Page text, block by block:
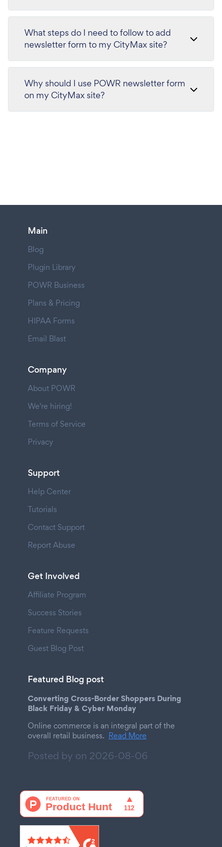
What steps do I need to follow to add
newsletter form to my CityMax site?
Why should I use POWR newsletter form
on my CityMax site?
Main
Blog
Plugin Library
POWR Business
Plans & Pricing
HIPAA Forms
Email Blast
Company
About POWR
We're hiring!
Terms of Service
Privacy
Support
Help Center
Tutorials
Contact Support
Report Abuse
Get Involved
Affiliate Program
Success Stories
Feature Requests
Guest Blog Post
Featured Blog post
Converting Cross-Border Shoppers During
Black Friday & Cyber Monday
Online commerce is an integral part of the
overall retail business. Read More
Posted by on 2026-08-06